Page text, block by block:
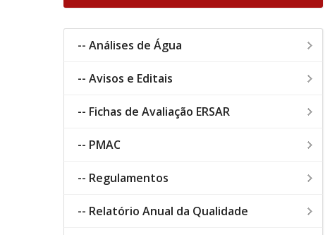
-- Análises de Água
-- Avisos e Editais
-- Fichas de Avaliação ERSAR
-- PMAC
-- Regulamentos
-- Relatório Anual da Qualidade